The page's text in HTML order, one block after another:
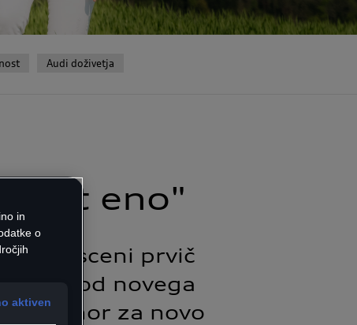
Audi doživetja
kot eno"
sceni prvič
prihod novega
premor za novo
in
o
aktiven